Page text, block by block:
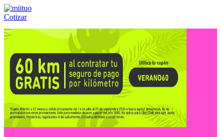
Cotizar
Llámanos al:(55) 84-21-05-00 ó